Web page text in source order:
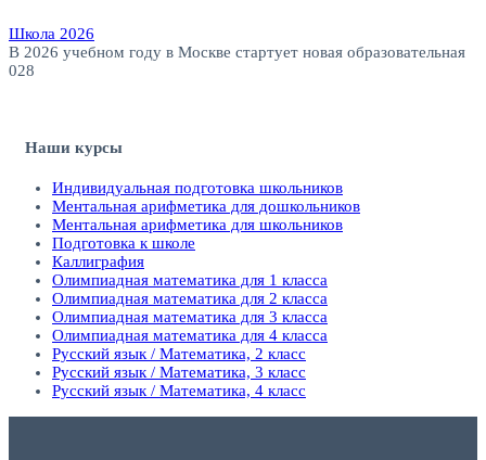
Школа 2026
В 2026 учебном году в Москве стартует новая образовательная
028
Наши курсы
Индивидуальная подготовка школьников
Ментальная арифметика для дошкольников
Ментальная арифметика для школьников
Подготовка к школе
Каллиграфия
Олимпиадная математика для 1 класса
Олимпиадная математика для 2 класса
Олимпиадная математика для 3 класса
Олимпиадная математика для 4 класса
Русский язык / Математика, 2 класс
Русский язык / Математика, 3 класс
Русский язык / Математика, 4 класс